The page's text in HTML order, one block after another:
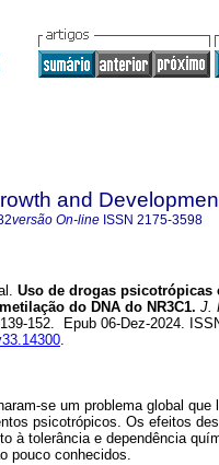
and
versão On-line ISSN 2175-3598
Uso de drogas psicotrópicas
do DNA do NR3C1. J.
152. Epub 06-Dez-2024.
.
se um problema global que
psicotrópicos. Os efeitos
à tolerância e dependência
pouco conhecidos.